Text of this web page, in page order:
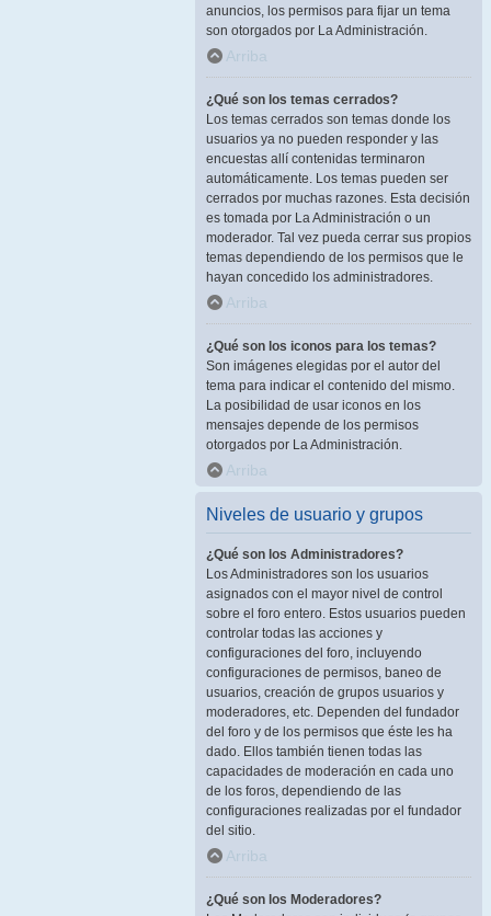
anuncios, los permisos para fijar un tema
son otorgados por La Administración.
Arriba
¿Qué son los temas cerrados?
Los temas cerrados son temas donde los
usuarios ya no pueden responder y las
encuestas allí contenidas terminaron
automáticamente. Los temas pueden ser
cerrados por muchas razones. Esta decisión
es tomada por La Administración o un
moderador. Tal vez pueda cerrar sus propios
temas dependiendo de los permisos que le
hayan concedido los administradores.
Arriba
¿Qué son los iconos para los temas?
Son imágenes elegidas por el autor del
tema para indicar el contenido del mismo.
La posibilidad de usar iconos en los
mensajes depende de los permisos
otorgados por La Administración.
Arriba
Niveles de usuario y grupos
¿Qué son los Administradores?
Los Administradores son los usuarios
asignados con el mayor nivel de control
sobre el foro entero. Estos usuarios pueden
controlar todas las acciones y
configuraciones del foro, incluyendo
configuraciones de permisos, baneo de
usuarios, creación de grupos usuarios y
moderadores, etc. Dependen del fundador
del foro y de los permisos que éste les ha
dado. Ellos también tienen todas las
capacidades de moderación en cada uno
de los foros, dependiendo de las
configuraciones realizadas por el fundador
del sitio.
Arriba
¿Qué son los Moderadores?